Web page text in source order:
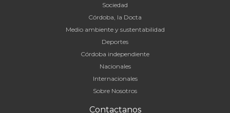
Sociedad
Córdoba, la Docta
Medio ambiente y sustentabilidad
Deportes
Córdoba independiente
Nacionales
Internacionales
Sobre Nosotros
Contactanos